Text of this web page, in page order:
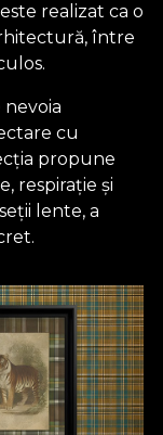
realizat ca o
între
cu
propune
respirație și
lente, a